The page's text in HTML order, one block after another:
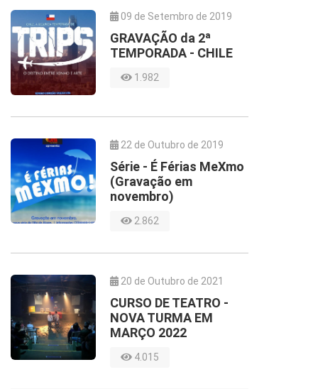
09 de Setembro de 2019
GRAVAÇÃO da 2ª
TEMPORADA - CHILE
1.982
22 de Outubro de 2019
Série - É Férias MeXmo
(Gravação em
novembro)
2.862
20 de Outubro de 2021
CURSO DE TEATRO -
NOVA TURMA EM
MARÇO 2022
4.015